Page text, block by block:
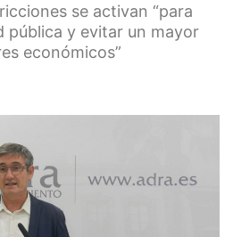
se activan “para
pública y evitar un mayor
económicos”